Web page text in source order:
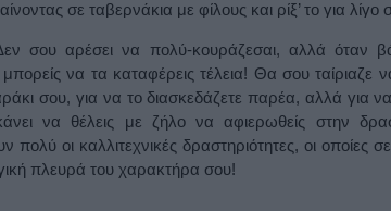
σε ταβερνάκια με φίλους και ρίξ’ το για λίγο
σου αρέσει να πολύ-κουράζεσαι, αλλά όταν
να τα καταφέρεις τέλεια! Θα σου ταίριαζε
σου, για να το διασκεδάζετε παρέα, αλλά για
να θέλεις με ζήλο να αφιερωθείς στην
πολύ οι καλλιτεχνικές δραστηριότητες, οι οποίες
πλευρά του χαρακτήρα σου!